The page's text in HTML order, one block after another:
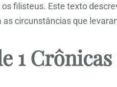
filisteus. Este texto
circunstâncias que
1 Crônicas